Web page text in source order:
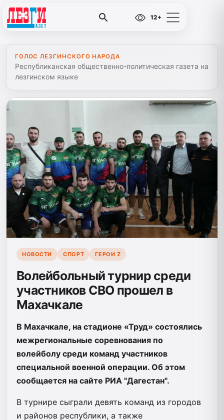
12+
ГОЛОС ЛЕЗГИНСКОГО НАРОДА
Республиканская общественно-политическая газета на
лезгинском языке
НОВОСТИ СПОРТ ГЕРОИ Z
Волейбольный турнир среди
участников СВО прошел в
Махачкале
В Махачкале, на стадионе «Труд» состоялись
межрегиональные соревнования по
волейболу среди команд участников
специальной военной операции. Об этом
сообщается на сайте РИА "Дагестан".
В турнире сыграли девять команд из городов
и районов республики, а также